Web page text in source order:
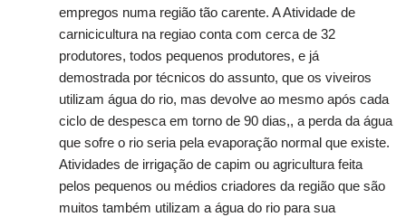
empregos numa região tão carente. A Atividade de
carnicicultura na regiao conta com cerca de 32
produtores, todos pequenos produtores, e já
demostrada por técnicos do assunto, que os viveiros
utilizam água do rio, mas devolve ao mesmo após cada
ciclo de despesca em torno de 90 dias,, a perda da água
que sofre o rio seria pela evaporação normal que existe.
Atividades de irrigação de capim ou agricultura feita
pelos pequenos ou médios criadores da região que são
muitos também utilizam a água do rio para sua